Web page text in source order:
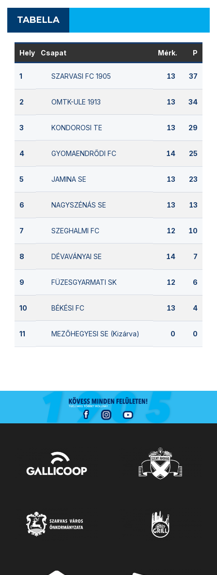
TABELLA
Hely Csapat Mérk. P
1 SZARVASI FC 1905 13 37
2 OMTK-ULE 1913 13 34
3 KONDOROSI TE 13 29
4 GYOMAENDRŐDI FC 14 25
5 JAMINA SE 13 23
6 NAGYSZÉNÁS SE 13 13
7 SZEGHALMI FC 12 10
8 DÉVAVÁNYAI SE 14 7
9 FÜZESGYARMATI SK 12 6
10 BÉKÉSI FC 13 4
11 MEZŐHEGYESI SE (Kizárva) 0 0